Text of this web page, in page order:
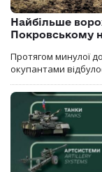
Найбільше
Покровському
Протягом минулої
окупантами